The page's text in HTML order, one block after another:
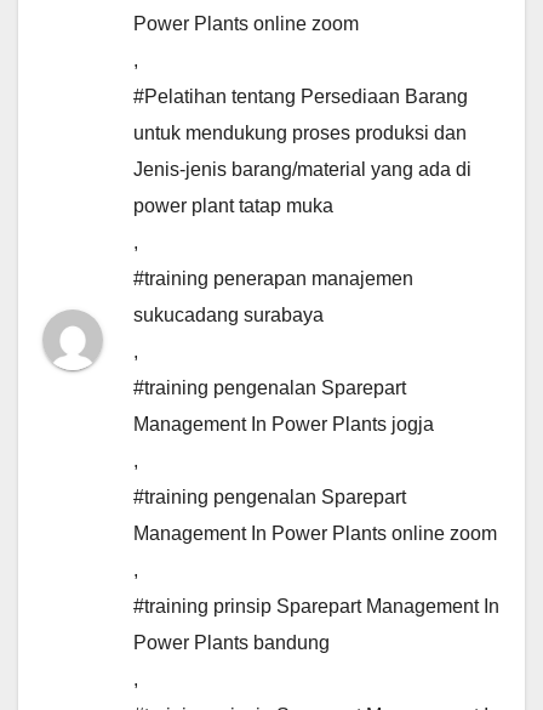
Power Plants online zoom
,
#Pelatihan tentang Persediaan Barang
untuk mendukung proses produksi dan
Jenis-jenis barang/material yang ada di
power plant tatap muka
,
#training penerapan manajemen
sukucadang surabaya
,
#training pengenalan Sparepart
Management In Power Plants jogja
,
#training pengenalan Sparepart
Management In Power Plants online zoom
,
#training prinsip Sparepart Management In
Power Plants bandung
,